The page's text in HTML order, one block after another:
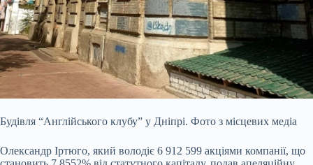
Будівля “Англійського клубу” у Дніпрі. Фото з місцевих медіа
Олександр Іртюго, який володіє 6 912 599 акціями компанії, що